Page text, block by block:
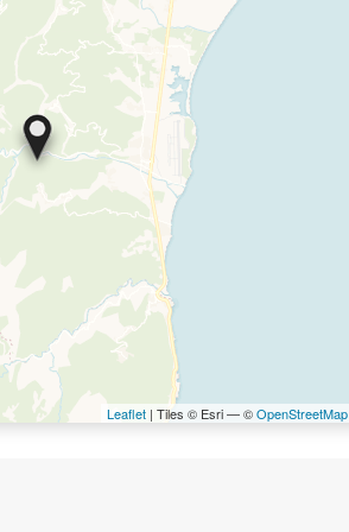
Leaflet | Tiles © Esri — ©OpenStreetMap